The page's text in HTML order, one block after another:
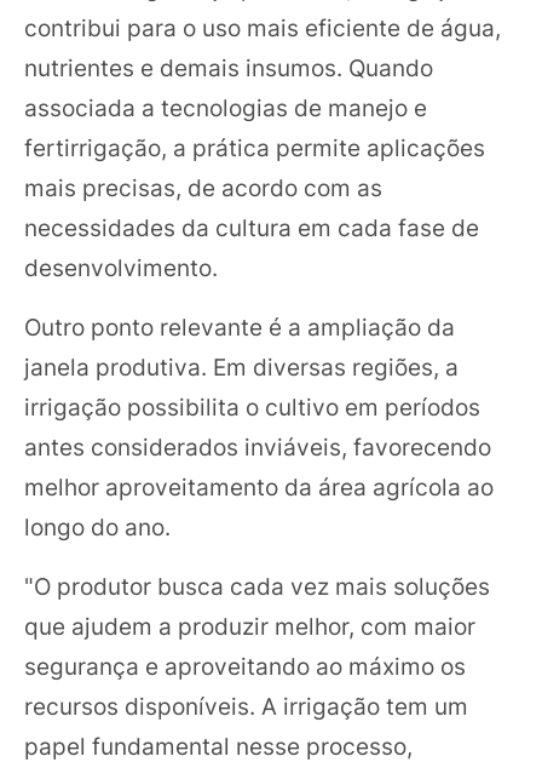
contribui para o uso mais eficiente de água,
nutrientes e demais insumos. Quando
associada a tecnologias de manejo e
fertirrigação, a prática permite aplicações
mais precisas, de acordo com as
necessidades da cultura em cada fase de
desenvolvimento.
Outro ponto relevante é a ampliação da
janela produtiva. Em diversas regiões, a
irrigação possibilita o cultivo em períodos
antes considerados inviáveis, favorecendo
melhor aproveitamento da área agrícola ao
longo do ano.
"O produtor busca cada vez mais soluções
que ajudem a produzir melhor, com maior
segurança e aproveitando ao máximo os
recursos disponíveis. A irrigação tem um
papel fundamental nesse processo,